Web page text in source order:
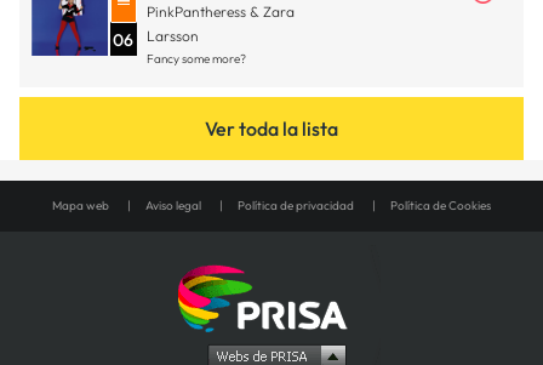
06
PinkPantheress & Zara
Larsson
Fancy some more?
Ver toda la lista
Mapa web Aviso legal Política de privacidad Política de Cookies